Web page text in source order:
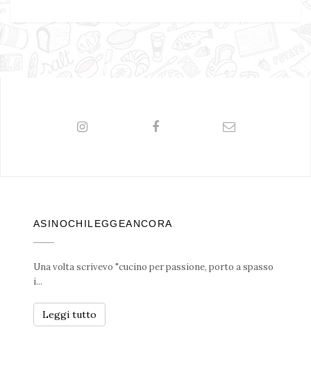
ASINOCHILEGGEANCORA
Una volta scrivevo "cucino per passione, porto a spasso
i...
Leggi tutto